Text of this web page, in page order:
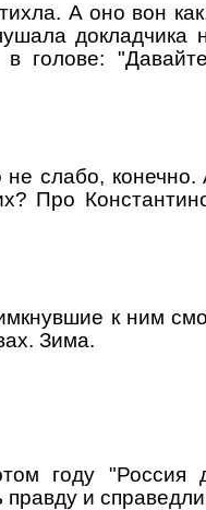
А оно вон
докладчика
голове:
слабо, конечно.
Про
к ним
Зима.
году "Россия
и